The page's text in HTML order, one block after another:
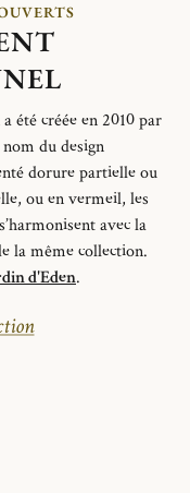
été créée en 2010 par
du design
dorure partielle ou
ou en vermeil, les
avec la
la même collection.
d'Eden.